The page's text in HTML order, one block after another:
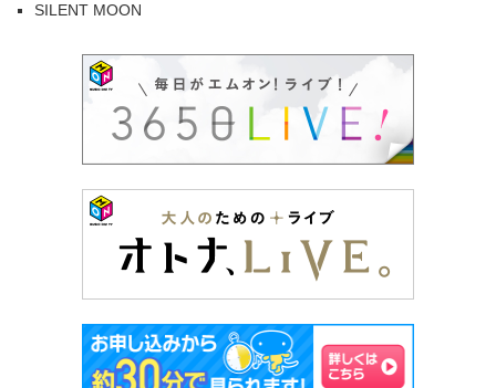
SILENT MOON